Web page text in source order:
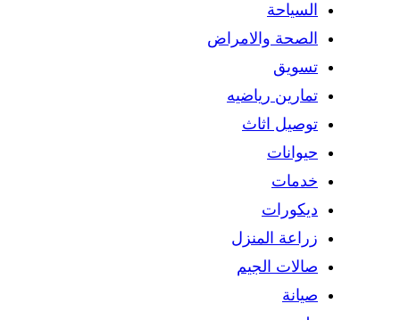
السياحة
الصحة والامراض
تسويق
تمارين رياضيه
توصيل اثاث
حيوانات
خدمات
ديكورات
زراعة المنزل
صالات الجيم
صيانة